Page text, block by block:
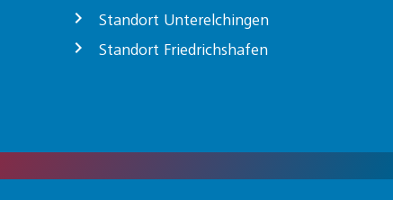
Standort Unterelchingen
Standort Friedrichshafen